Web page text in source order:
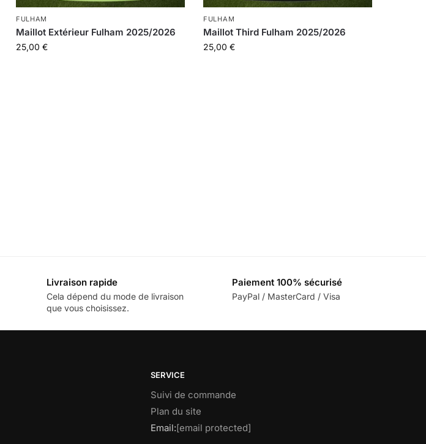
FULHAM
Maillot Extérieur Fulham 2025/2026
25,00 €
FULHAM
Maillot Third Fulham 2025/2026
25,00€
Livraison rapide
Cela dépend du mode de livraison
que vous choisissez.
Paiement 100% sécurisé
PayPal / MasterCard / Visa
SERVICE
Suivi de commande
Plan du site
Email:[email protected]